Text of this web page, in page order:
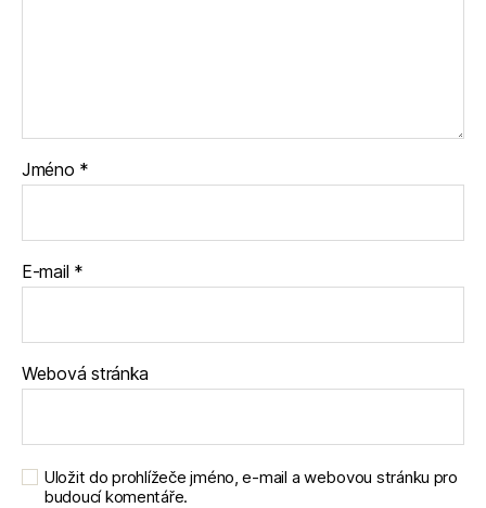
Jméno *
E-mail *
Webová stránka
Uložit do prohlížeče jméno, e-mail a webovou stránku pro
budoucí komentáře.